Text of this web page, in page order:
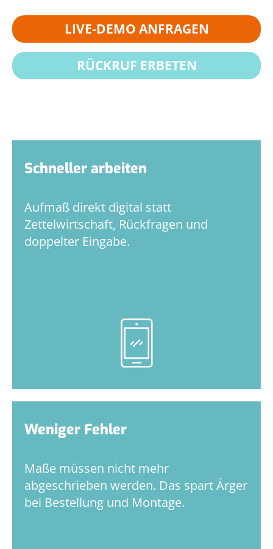
LIVE-DEMO ANFRAGEN
RÜCKRUF ERBETEN
Schneller arbeiten
Aufmaß direkt digital statt
Zettelwirtschaft, Rückfragen und
doppelter Eingabe.
Weniger Fehler
Maße müssen nicht mehr
abgeschrieben werden. Das spart Ärger
bei Bestellung und Montage.